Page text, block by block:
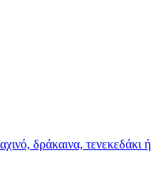
δράκαινα, τενεκεδάκι ή